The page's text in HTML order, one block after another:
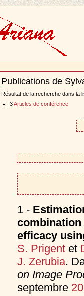
Publications de
Document
Actions
Résultat de la recherche dans la
3Articles de conférence
1 -
combination
efficacy
S. Prigentet
J. Zerubia.
on Image
septembre